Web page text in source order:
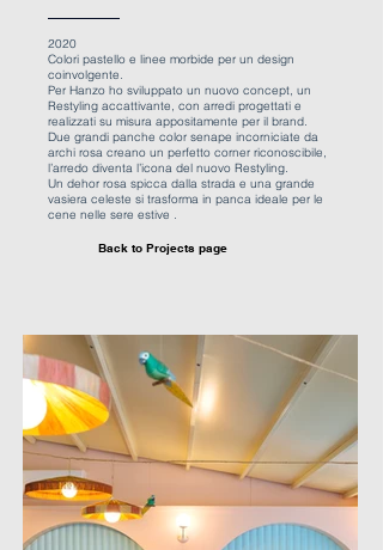
2020
Colori pastello e linee morbide per un design
coinvolgente.
Per Hanzo ho sviluppato un nuovo concept, un
Restyling accattivante, con arredi progettati e
realizzati su misura appositamente per il brand.
Due grandi panche color senape incorniciate da
archi rosa creano un perfetto corner riconoscibile,
l’arredo diventa l’icona del nuovo Restyling.
Un dehor rosa spicca dalla strada e una grande
vasiera celeste si trasforma in panca ideale per le
cene nelle sere estive .
Back to Projects page